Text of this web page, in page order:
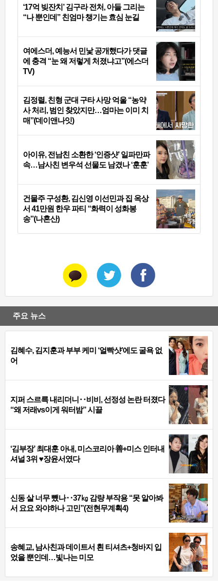
‘17억 빚잔치’ 김구라 전처, 아들 그리는
“나 뿐인데” 친엄마 챙기는 효심 눈길
여에스더, 예능서 민낯 공개했다가 댓글
에 충격 “눈 왜 저렇게 처졌냐고”(에스더
TV)
김정렬, 친형 군대 구타 사망 억울 “농약
사 처리, 범인 찾았지만…엄마는 이미 치
매”(데이앤나잇)
아이유, 전남친 소환한 ‘인증샷’ 일파만파
속…남사친 변우석 선물도 남겼나 ‘훈훈’
건물주 구성환, 김신영 이선민과 집 옥상
서 41만원 한우 파티 “화력이 성화봉
송”(나혼산)
주요 뉴스
김혜수, 김지훈과 부부 케미 ‘얼빡샷’에도 굴욕 없
어
지퍼 스르륵 내리더니‥비비, 선정성 논란 터졌다
“왜 저래vs이게 워터밤” 시끌
‘김부장’ 최대훈 아내, 미스코리아 善+미스 인터내
셔널 3위 ♥장윤서였다
신동 살 너무 뺐나‥37㎏ 감량 부작용 “못 알아봐
서 요요 와야하나 고민”(전현무계획4)
송혜교, 남사친과 데이트서 흰 티셔츠+청바지 입
었을 뿐인데…빛나는 미모